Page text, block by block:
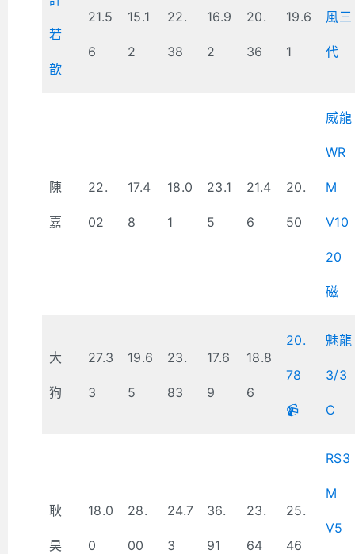
若
歆
21.5
6
15.1
2
22.
38
16.9
2
20.
36
19.6
1
風三
代
陳
嘉
22.
02
17.4
8
18.0
1
23.1
5
21.4
6
20.
50
威龍
WR
M
V10
20
磁
大
狗
27.3
3
19.6
5
23.
83
17.6
9
18.8
6
20.
78
📹
魅龍
3/3
C
耿
昊
18.0
0
28.
00
24.7
3
36.
91
23.
64
25.
46
RS3
M
V5